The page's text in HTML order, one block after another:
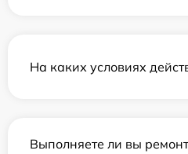
На каких условиях
Выполняете ли вы